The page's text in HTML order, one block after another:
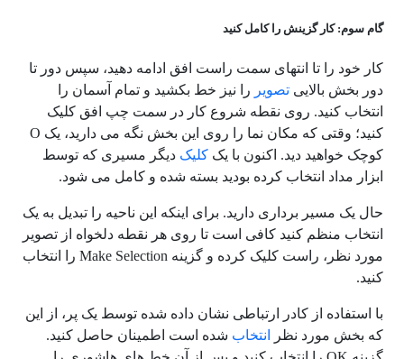
گام سوم: کار گزینش را کامل کنید
کار خود را تا انتهای سمت راست افق ادامه دهید، سپس دور تا
دور بخش بالایی تصویر را نیز خط بکشید و تمام آسمان را
انتخاب کنید. روی نقطه شروع کار در سمت چپ افق کلیک
کنید؛ وقتی که مکان نما را روی این بخش نگه می دارید، یک O
کوچک خواهید دید. اکنون با یک کلیک دیگر مسیری که توسط
ابزار مداد انتخاب کرده بودید بسته شده و کامل می شود.
حال یک مسیر برداری دارید. برای اینکه این ناحیه را تبدیل به یک
انتخاب منظم کنید کافی است تا روی هر نقطه دلخواه از تصویر
مورد نظر، راست کلیک کرده و گزینه Make Selection را انتخاب
کنید.
با استفاده از کادر ارتباطی نشان داده شده توسط یک پر، از این
که بخش مورد نظر
انتخاب شده است اطمینان حاصل کنید.